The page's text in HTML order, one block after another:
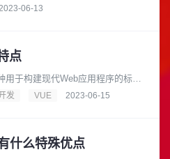
，使开发人员能够快速构建复杂
2023-06-13
点
用于构建现代Web应用程序的标
而为开发人员提供了许多特点，
发 VUE 2023-06-15
什么特殊优点